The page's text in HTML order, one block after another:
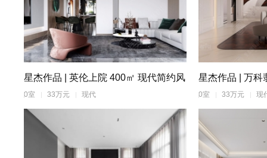
星杰作品 | 英伦上院 400㎡ 现代简约风
0室 33万元 现代 0室 33万元 现